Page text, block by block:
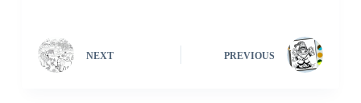
PREVIOUS
NEXT